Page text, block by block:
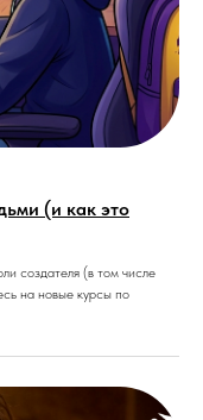
(и как это
создателя (в том числе
на новые курсы по